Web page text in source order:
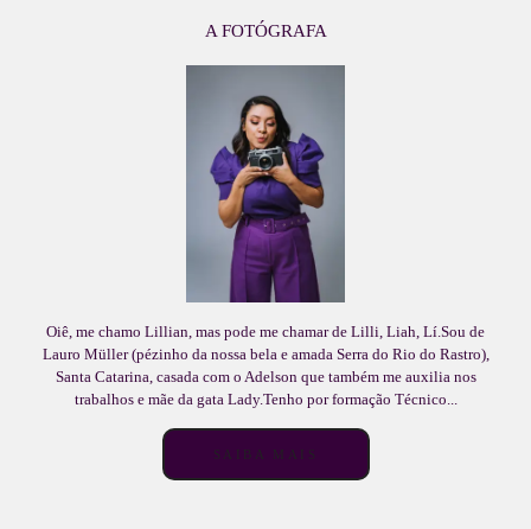
A FOTÓGRAFA
Oiê, me chamo Lillian, mas pode me chamar de Lilli, Liah, Lí.Sou de
Lauro Müller (pézinho da nossa bela e amada Serra do Rio do Rastro),
Santa Catarina, casada com o Adelson que também me auxilia nos
trabalhos e mãe da gata Lady.Tenho por formação Técnico...
SAIBA MAIS